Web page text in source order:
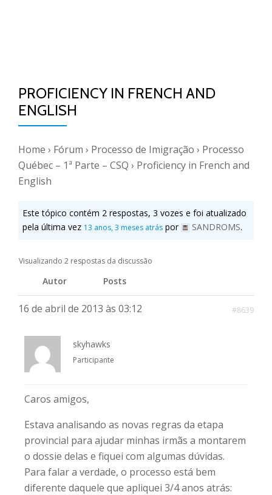
PROFICIENCY IN FRENCH AND
ENGLISH
Home › Fórum › Processo de Imigração › Processo
Québec – 1ª Parte – CSQ › Proficiency in French and
English
Este tópico contém 2 respostas, 3 vozes e foi atualizado
pela última vez 13 anos, 3 meses atrás por SANDROMS.
Visualizando 2 respostas da discussão
Autor Posts
16 de abril de 2013 às 03:12 #8639
skyhawks
Participante
Caros amigos,
Estava analisando as novas regras da etapa
provincial para ajudar minhas irmãs a montarem
o dossie delas e fiquei com algumas dúvidas.
Para falar a verdade, o processo está bem
diferente daquele que apliquei 3/4 anos atrás: